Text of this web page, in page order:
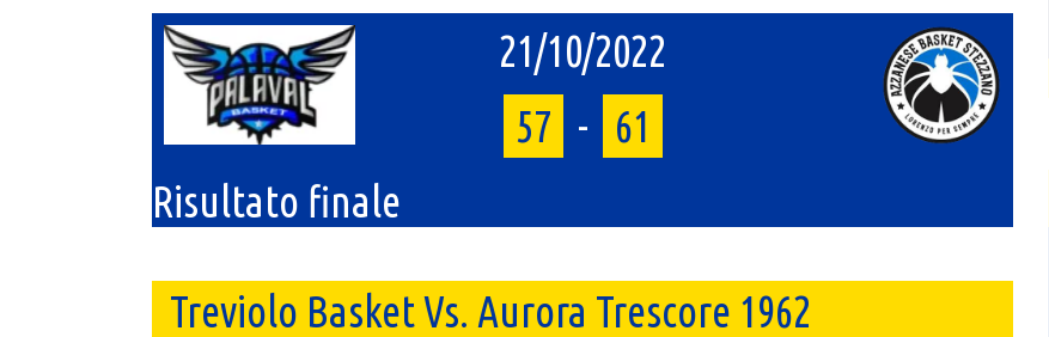
21/10/2022
57 -
61
Risultato finale
Treviolo Basket Vs. Aurora Trescore 1962